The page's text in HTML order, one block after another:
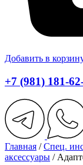
Добавить в
+7 (981) 181-
Главная /Спец.
аксессуары /